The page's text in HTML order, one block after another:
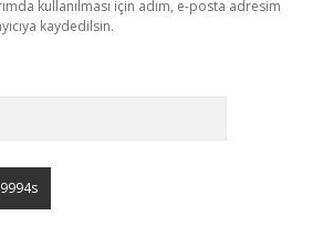
kullanılması için adım, e-posta adresim
kaydedilsin.